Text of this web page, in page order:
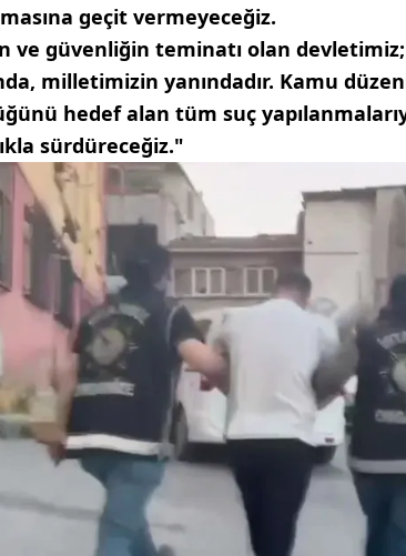
geçit vermeyeceğiz.
ve güvenliğin teminatı olan
milletimizin yanındadır. Kamu
hedef alan tüm suç
sürdüreceğiz."